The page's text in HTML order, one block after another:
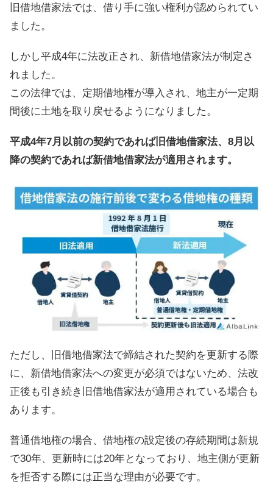
旧借地借家法では、借り手に強い権利が認められてい
ました。
しかし平成4年に法改正され、新借地借家法が制定さ
れました。
この法律では、定期借地権が導入され、地主が一定期
間後に土地を取り戻せるようになりました。
平成4年7月以前の契約であれば旧借地借家法、8月以
降の契約であれば新借地借家法が適用されます。
ただし、旧借地借家法で締結された契約を更新する際
に、新借地借家法への変更が必須ではないため、法改
正後も引き続き旧借地借家法が適用されている場合も
あります。
普通借地権の場合、借地権の設定後の存続期間は新規
で30年、更新時には20年となっており、地主側が更新
を拒否する際には正当な理由が必要です。